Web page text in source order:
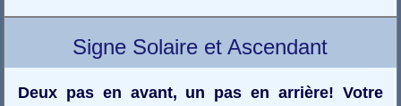
Signe Solaire et Ascendant
Deux pas en avant, un pas en arrière! Votre